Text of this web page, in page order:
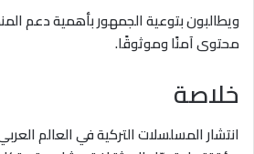
ويطالبون بتوعية الجمهور بأهمية دعم
محتوى آمنًا وموثوقًا.
خلاصة
انتشار المسلسلات التركية في العالم